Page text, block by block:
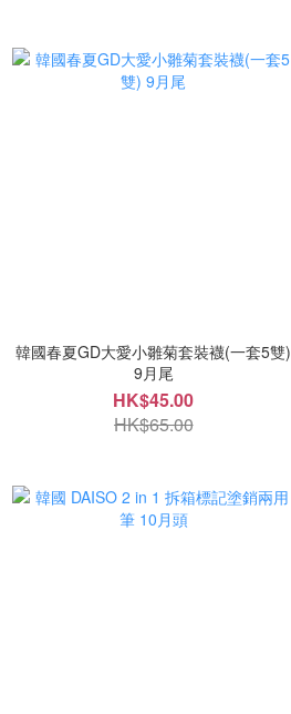
韓國春夏GD大愛小雛菊套裝襪(一套5雙)
9月尾
HK$45.00
HK$65.00